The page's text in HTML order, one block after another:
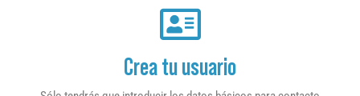
Crea tu usuario